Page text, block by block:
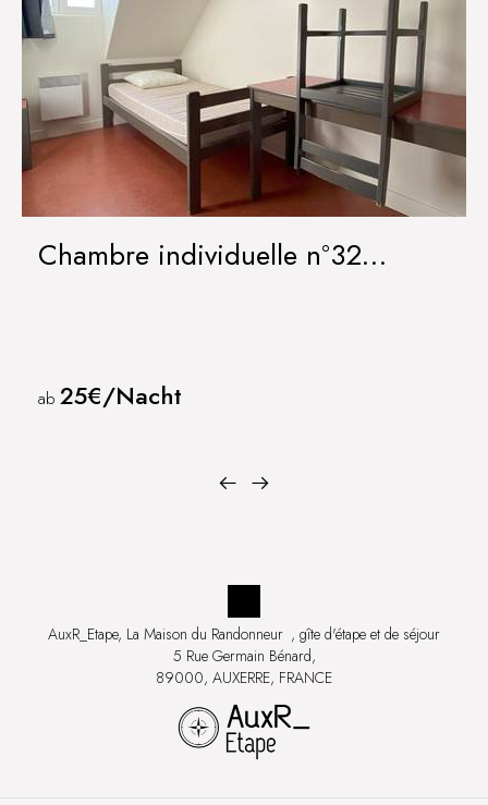
Chambre individuelle n°32
ab 25€/Nacht
AuxR_Etape, La Maison du Randonneur , gîte d'étape et de séjour
5 Rue Germain Bénard,
89000, AUXERRE, FRANCE